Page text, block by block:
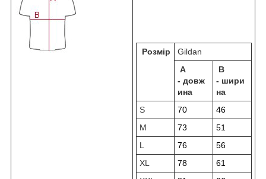
Розмір
Gildan
A
- довж
ина
B
- шири
на
S
70
46
M
73
51
L
76
56
XL
78
61